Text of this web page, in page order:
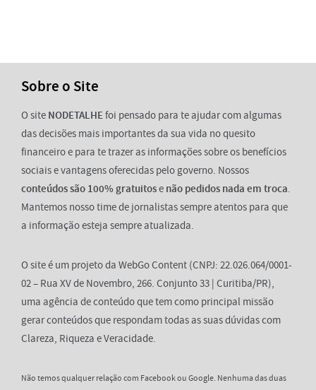
Sobre o Site
O site NODETALHEfoi pensado para te ajudar com algumas
das decisões mais importantes da sua vida no quesito
financeiro e para te trazer as informações sobre os benefícios
sociais e vantagens oferecidas pelo governo. Nossos
conteúdos são 100% gratuitose não pedidos nada em troca.
Mantemos nosso time de jornalistas sempre atentos para que
a informação esteja sempre atualizada.
O site é um projeto da WebGo Content (CNPJ: 22.026.064/0001-
02 – Rua XV de Novembro, 266. Conjunto 33 | Curitiba/PR),
uma agência de conteúdo que tem como principal missão
gerar conteúdos que respondam todas as suas dúvidas com
Clareza, Riqueza e Veracidade.
Não temos qualquer relação com Facebook ou Google. Nenhuma das duas